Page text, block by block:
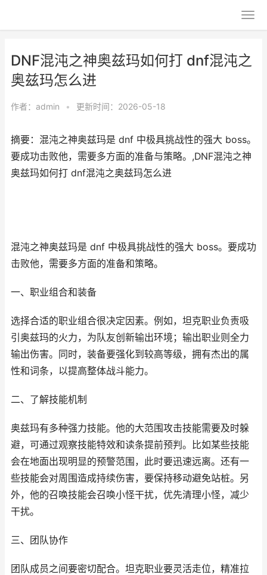
DNF混沌之神奥兹玛如何打 dnf混沌之
奥兹玛怎么进
作者： admin • 更新时间：2026-05-18
摘要：混沌之神奥兹玛是 dnf 中极具挑战性的强大 boss。
要成功击败他，需要多方面的准备与策略。,DNF混沌之神
奥兹玛如何打 dnf混沌之奥兹玛怎么进
混沌之神奥兹玛是 dnf 中极具挑战性的强大 boss。要成功
击败他，需要多方面的准备和策略。
一、职业组合和装备
选择合适的职业组合很决定因素。例如，坦克职业负责吸
引奥兹玛的火力，为队友创新输出环境；输出职业则全力
输出伤害。同时，装备要强化到较高等级，拥有杰出的属
性和词条，以提高整体战斗能力。
二、了解技能机制
奥兹玛有多种强力技能。他的大范围攻击技能需要及时躲
避，可通过观察技能特效和读条提前预判。比如某些技能
会在地面出现明显的预警范围，此时要迅速远离。还有一
些技能会对周围造成持续伤害，要保持移动避免站桩。另
外，他的召唤技能会召唤小怪干扰，优先清理小怪，减少
干扰。
三、团队协作
团队成员之间要密切配合。坦克职业要灵活走位，精准拉